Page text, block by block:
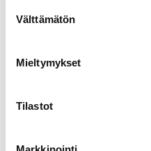
valinta
Välttämätön
Mieltymykset
Tilastot
varaston,